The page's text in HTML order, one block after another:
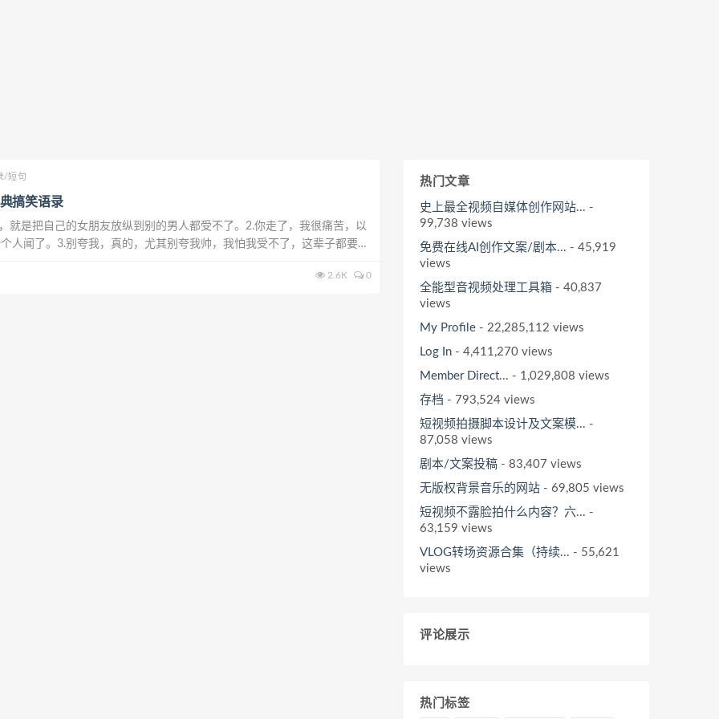
/短句
搞笑语录
就是把自己的女朋友放纵到别的男人都受不了。2.你走了，我很痛苦，以
人闻了。3.别夸我，真的，尤其别夸我帅，我怕我受不了，这辈子都要跟
2.6K 0
热门文章
史上最全视频自媒体创作网站... -
99,738 views
免费在线AI创作文案/剧本... - 45,919
views
全能型音视频处理工具箱 - 40,837
views
My Profile - 22,285,112 views
Log In - 4,411,270 views
Member Direct... - 1,029,808 views
存档 - 793,524 views
短视频拍摄脚本设计及文案模... -
87,058 views
剧本/文案投稿 - 83,407 views
无版权背景音乐的网站 - 69,805 views
短视频不露脸拍什么内容？六... -
63,159 views
VLOG转场资源合集（持续... - 55,621
views
评论展示
热门标签